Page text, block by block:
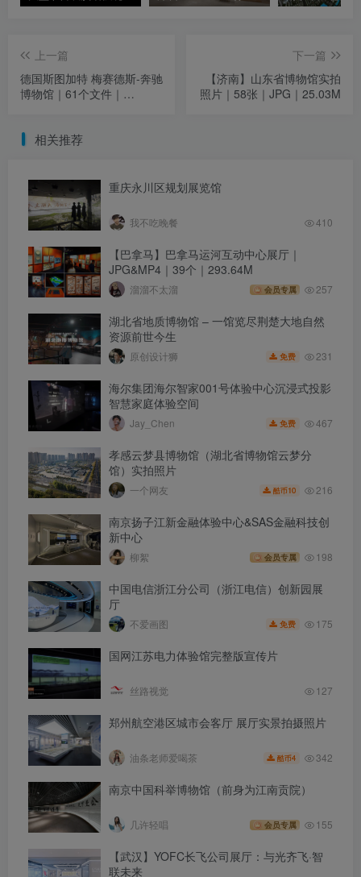
上一篇
德国斯图加特 梅赛德斯-奔驰
博物馆｜61个文件｜
下一篇
【济南】山东省博物馆实拍
照片｜58张｜JPG｜25.03M
相关推荐
重庆永川区规划展览馆
我不吃晚餐 410
【巴拿马】巴拿马运河互动中心展厅｜
JPG&MP4｜39个｜293.64M
溜溜不太溜 会员专属 257
湖北省地质博物馆 – 一馆览尽荆楚大地自然
资源前世今生
原创设计狮 免费 231
海尔集团海尔智家001号体验中心沉浸式投影
智慧家庭体验空间
Jay_Chen 免费 467
孝感云梦县博物馆（湖北省博物馆云梦分
馆）实拍照片
一个网友 酷币10 216
南京扬子江新金融体验中心&SAS金融科技创
新中心
柳絮 会员专属 198
中国电信浙江分公司（浙江电信）创新园展
厅
不爱画图 免费 175
国网江苏电力体验馆完整版宣传片
丝路视觉 127
郑州航空港区城市会客厅 展厅实景拍摄照片
油条老师爱喝茶 酷币4 342
南京中国科举博物馆（前身为江南贡院）
几许轻唱 会员专属 155
【武汉】YOFC长飞公司展厅：与光齐飞·智
联未来